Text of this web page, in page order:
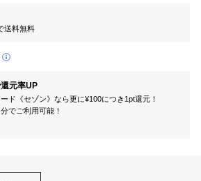
送料無料
元率UP
ド《セゾン》なら更に¥100につき1pt還元！
でご利用可能！